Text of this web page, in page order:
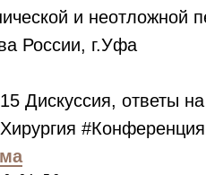
и
России, г.Уфа
Дискуссия, ответы